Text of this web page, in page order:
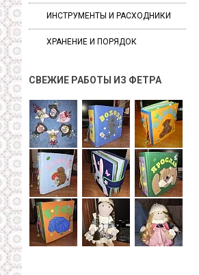
ИНСТРУМЕНТЫ И РАСХОДНИКИ
ХРАНЕНИЕ И ПОРЯДОК
СВЕЖИЕ РАБОТЫ ИЗ ФЕТРА